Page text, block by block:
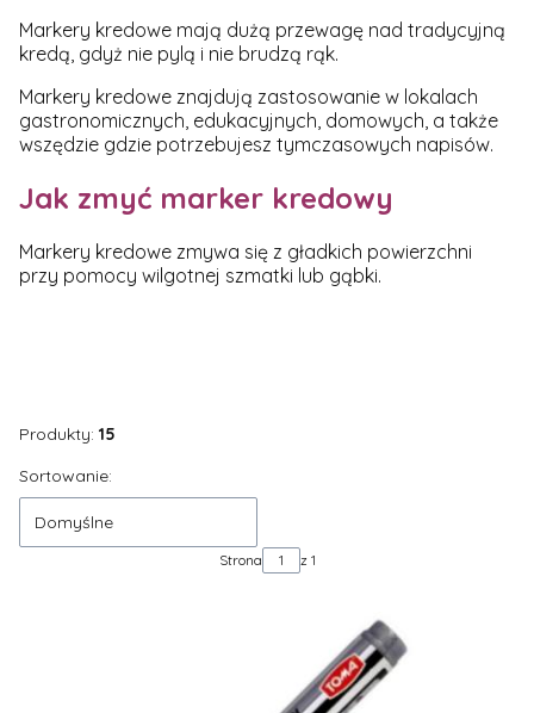
Markery kredowe mają dużą przewagę nad tradycyjną
kredą, gdyż nie pylą i nie brudzą rąk.
Markery kredowe znajdują zastosowanie w lokalach
gastronomicznych, edukacyjnych, domowych, a także
wszędzie gdzie potrzebujesz tymczasowych napisów.
Jak zmyć marker kredowy
Markery kredowe zmywa się z gładkich powierzchni
przy pomocy wilgotnej szmatki lub gąbki.
Produkty: 15
Lista produktów
Sortowanie:
Domyślne
Strona z 1